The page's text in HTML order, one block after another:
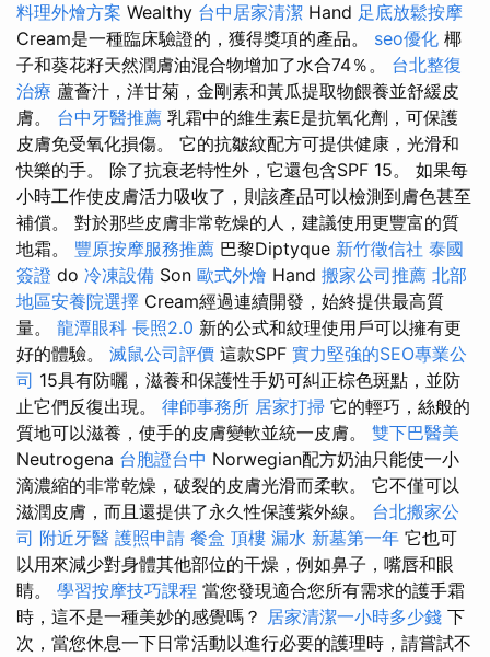
料理外燴方案 Wealthy 台中居家清潔 Hand 足底放鬆按摩
Cream是一種臨床驗證的，獲得獎項的產品。 seo優化 椰
子和葵花籽天然潤膚油混合物增加了水合74％。 台北整復
治療 蘆薈汁，洋甘菊，金剛素和黃瓜提取物餵養並舒緩皮
膚。 台中牙醫推薦 乳霜中的維生素E是抗氧化劑，可保護
皮膚免受氧化損傷。 它的抗皺紋配方可提供健康，光滑和
快樂的手。 除了抗衰老特性外，它還包含SPF 15。 如果每
小時工作使皮膚活力吸收了，則該產品可以檢測到膚色甚至
補償。 對於那些皮膚非常乾燥的人，建議使用更豐富的質
地霜。 豐原按摩服務推薦 巴黎Diptyque 新竹徵信社 泰國
簽證 do 冷凍設備 Son 歐式外燴 Hand 搬家公司推薦 北部
地區安養院選擇 Cream經過連續開發，始終提供最高質
量。 龍潭眼科 長照2.0 新的公式和紋理使用戶可以擁有更
好的體驗。 滅鼠公司評價 這款SPF 實力堅強的SEO專業公
司 15具有防曬，滋養和保護性手奶可糾正棕色斑點，並防
止它們反復出現。 律師事務所 居家打掃 它的輕巧，絲般的
質地可以滋養，使手的皮膚變軟並統一皮膚。 雙下巴醫美
Neutrogena 台胞證台中 Norwegian配方奶油只能使一小
滴濃縮的非常乾燥，破裂的皮膚光滑而柔軟。 它不僅可以
滋潤皮膚，而且還提供了永久性保護紫外線。 台北搬家公
司 附近牙醫 護照申請 餐盒 頂樓 漏水 新墓第一年 它也可
以用來減少對身體其他部位的干燥，例如鼻子，嘴唇和眼
睛。 學習按摩技巧課程 當您發現適合您所有需求的護手霜
時，這不是一種美妙的感覺嗎？ 居家清潔一小時多少錢 下
次，當您休息一下日常活動以進行必要的護理時，請嘗試不